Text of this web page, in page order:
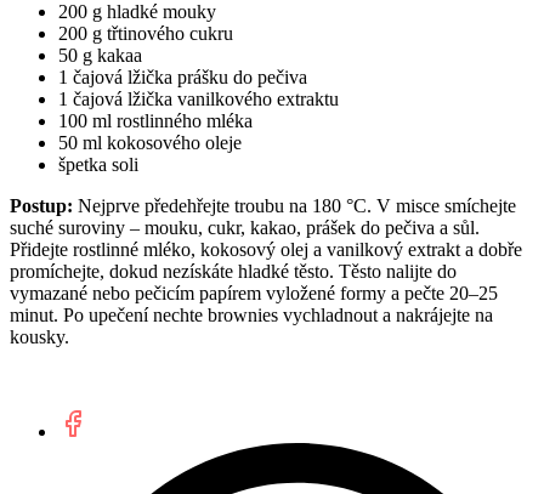
200 g hladké mouky
200 g třtinového cukru
50 g kakaa
1 čajová lžička prášku do pečiva
1 čajová lžička vanilkového extraktu
100 ml rostlinného mléka
50 ml kokosového oleje
špetka soli
Postup: Nejprve předehřejte troubu na 180 °C. V misce smíchejte
suché suroviny – mouku, cukr, kakao, prášek do pečiva a sůl.
Přidejte rostlinné mléko, kokosový olej a vanilkový extrakt a dobře
promíchejte, dokud nezískáte hladké těsto. Těsto nalijte do
vymazané nebo pečicím papírem vyložené formy a pečte 20–25
minut. Po upečení nechte brownies vychladnout a nakrájejte na
kousky.